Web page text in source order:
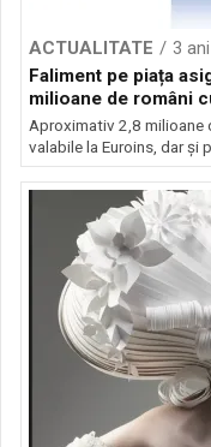
ACTUALITATE
3
Faliment pe piața
milioane de români
Aproximativ 2,8 milioane
valabile la Euroins, dar și